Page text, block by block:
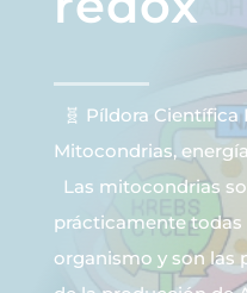
🧬 Píldora Científica
Mitocondrias,
Las mitocondrias
prácticamente todas
organismo y son las